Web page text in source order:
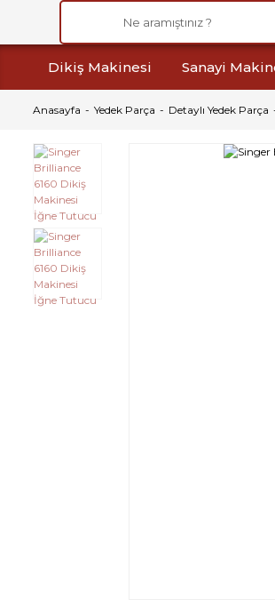
Dikiş Makinesi Sanayi
Anasayfa Yedek Parça Detaylı Yedek Parça